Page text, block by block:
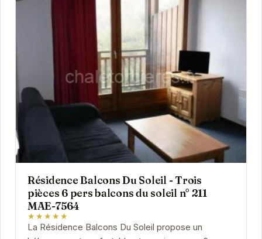
Résidence Balcons Du Soleil - Trois
pièces 6 pers balcons du soleil n° 211
MAE-7564
★★★★★
La Résidence Balcons Du Soleil propose un